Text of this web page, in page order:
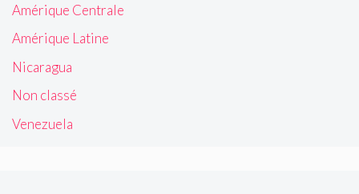
Amérique Centrale
Amérique Latine
Nicaragua
Non classé
Venezuela